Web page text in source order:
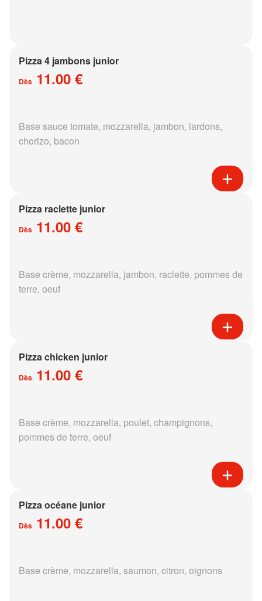
Pizza 4 jambons junior
Dès 11.00 €
Base sauce tomate, mozzarella, jambon, lardons,
chorizo, bacon
Pizza raclette junior
Dès 11.00 €
Base crème, mozzarella, jambon, raclette, pommes de
terre, oeuf
Pizza chicken junior
Dès 11.00 €
Base crème, mozzarella, poulet, champignons,
pommes de terre, oeuf
Pizza océane junior
Dès 11.00 €
Base crème, mozzarella, saumon, citron, oignons